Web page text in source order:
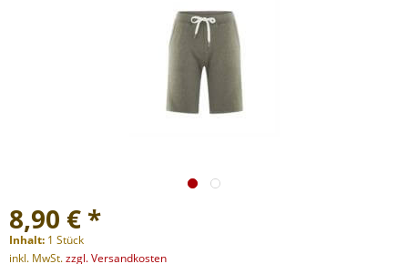
8,90 € *
Inhalt: 1 Stück
inkl. MwSt.zzgl. Versandkosten